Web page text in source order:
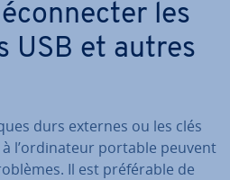
les
USB et autres
durs externes ou les clés
à l’or­di­na­teur portable peuvent
Il est pré­fé­rable de